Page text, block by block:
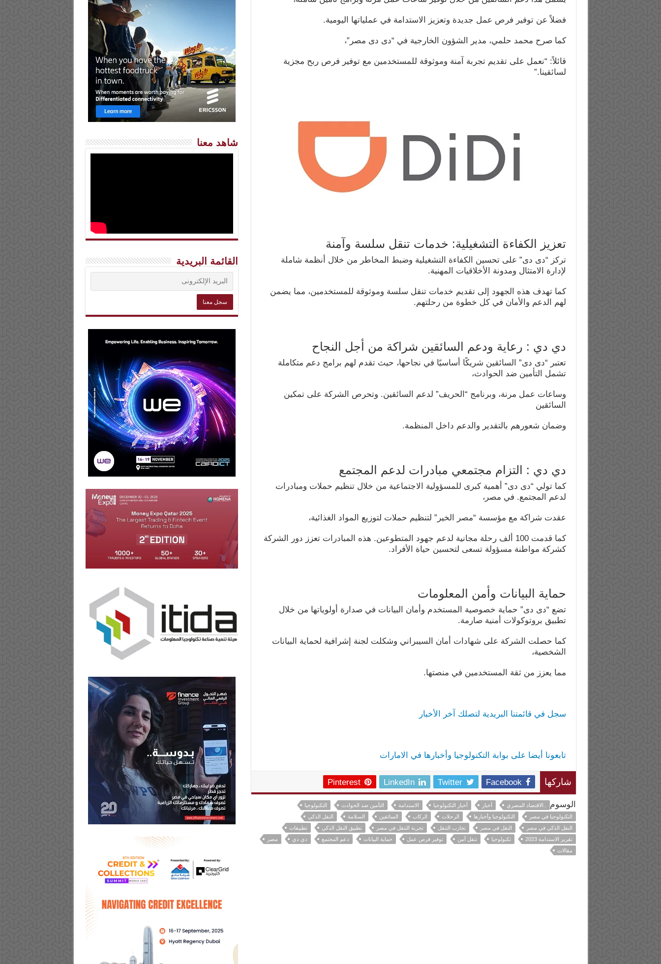
فضلاً عن توفير فرص عمل جديدة وتعزيز الاستدامة في عملياتها اليومية.
كما صرح محمد حلمي، مدير الشؤون الخارجية في “دى دى مصر”،
قائلاً: “نعمل على تقديم تجربة آمنة وموثوقة للمستخدمين مع توفير فرص ربح مجزية
لسائقينا.”
تعزيز الكفاءة التشغيلية: خدمات تنقل سلسة وآمنة
تركز “دى دى” على تحسين الكفاءة التشغيلية وضبط المخاطر من خلال أنظمة شاملة
لإدارة الامتثال ومدونة الأخلاقيات المهنية.
كما تهدف هذه الجهود إلى تقديم خدمات تنقل سلسة وموثوقة للمستخدمين، مما يضمن
لهم الدعم والأمان في كل خطوة من رحلتهم.
دي دي : رعاية ودعم السائقين شراكة من أجل النجاح
تعتبر “دى دى” السائقين شريكًا أساسيًا في نجاحها، حيث تقدم لهم برامج دعم متكاملة
تشمل التأمين ضد الحوادث،
وساعات عمل مرنة، وبرنامج “الحريف” لدعم السائقين. وتحرص الشركة على تمكين
السائقين
وضمان شعورهم بالتقدير والدعم داخل المنظمة.
دي دي : التزام مجتمعي مبادرات لدعم المجتمع
كما تولي “دى دى” أهمية كبرى للمسؤولية الاجتماعية من خلال تنظيم حملات ومبادرات
لدعم المجتمع. في مصر،
عقدت شراكة مع مؤسسة “مصر الخير” لتنظيم حملات لتوزيع المواد الغذائية،
كما قدمت 100 ألف رحلة مجانية لدعم جهود المتطوعين. هذه المبادرات تعزز دور الشركة
كشركة مواطنة مسؤولة تسعى لتحسين حياة الأفراد.
حماية البيانات وأمن المعلومات
تضع “دى دى” حماية خصوصية المستخدم وأمان البيانات في صدارة أولوياتها من خلال
تطبيق بروتوكولات أمنية صارمة.
كما حصلت الشركة على شهادات أمان السيبراني وشكلت لجنة إشرافية لحماية البيانات
الشخصية،
مما يعزز من ثقة المستخدمين في منصتها.
سجل في قائمتنا البريدية لتصلك آخر الأخبار
تابعونا أيضا على بوابة التكنولوجيا وأخبارها في الامارات
شاركها Facebook
Twitter
LinkedIn
Pinterest
الوسوم ..الاقتصاد المصري أخبار أخبار التكنولوجيا الاستدامة التأمين ضد الحوادث
التكنولوجيا
التكنولوجيا في مصر
التكنولوجيا وأخبارها الرحلات الركاب السائقين السلامة
النقل الذكي
النقل الذكي في مصر
النقل في مصر تجارب التنقل تجربة التنقل في مصر تطبيق النقل الذكي
تطبيقات
تقرير الاستدامة 2023
تكنولوجيا تنقل آمن توفير فرص عمل حماية البيانات دعم المجتمع دي دي
مصر
مقالات
شاهد معنا
القائمة البريدية